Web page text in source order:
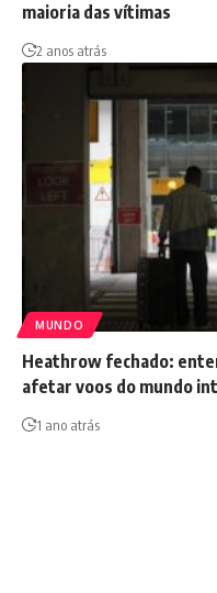
maioria das vítimas
2 anos atrás
MUNDO
Heathrow fechado:
afetar voos do mundo
1 ano atrás